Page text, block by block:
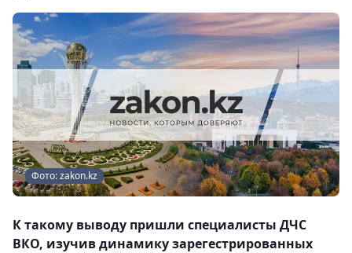
Фото: zakon.kz
К такому выводу пришли специалисты ДЧС
ВКО, изучив динамику зарегестрированных